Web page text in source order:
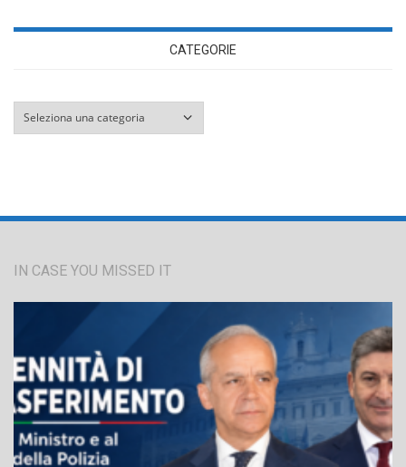
CATEGORIE
IN CASE YOU MISSED IT